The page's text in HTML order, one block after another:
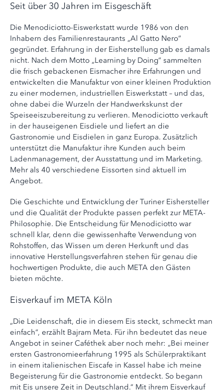
Seit über 30 Jahren im Eisgeschäft
Die Menodiciotto-Eiswerkstatt wurde 1986 von den
Inhabern des Familienrestaurants „Al Gatto Nero“
gegründet. Erfahrung in der Eisherstellung gab es damals
nicht. Nach dem Motto „Learning by Doing“ sammelten
die frisch gebackenen Eismacher ihre Erfahrungen und
entwickelten die Manufaktur von einer kleinen Produktion
zu einer modernen, industriellen Eiswerkstatt – und das,
ohne dabei die Wurzeln der Handwerkskunst der
Speiseeiszubereitung zu verlieren. Menodiciotto verkauft
in der hauseigenen Eisdiele und liefert an die
Gastronomie und Eisdielen in ganz Europa. Zusätzlich
unterstützt die Manufaktur ihre Kunden auch beim
Ladenmanagement, der Ausstattung und im Marketing.
Mehr als 40 verschiedene Eissorten sind aktuell im
Angebot.
Die Geschichte und Entwicklung der Turiner Eishersteller
und die Qualität der Produkte passen perfekt zur META-
Philosophie. Die Entscheidung für Menodiciotto war
schnell klar, denn die gewissenhafte Verwendung von
Rohstoffen, das Wissen um deren Herkunft und das
innovative Herstellungsverfahren stehen für genau die
hochwertigen Produkte, die auch META den Gästen
bieten möchte.
Eisverkauf im META Köln
„Die Leidenschaft, die in diesem Eis steckt, schmeckt man
einfach“, erzählt Bajram Meta. Für ihn bedeutet das neue
Angebot in seiner Caféthek aber noch mehr: „Bei meiner
ersten Gastronomieerfahrung 1995 als Schülerpraktikant
in einem italienischen Eiscafe in Kassel habe ich meine
Begeisterung für die Gastronomie entdeckt. So begann
mit Eis unsere Zeit in Deutschland.“ Mit ihrem Eisverkauf